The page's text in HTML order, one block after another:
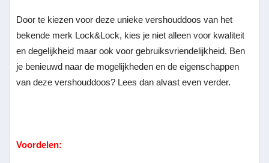
Door te kiezen voor deze unieke vershouddoos van het
bekende merk Lock&Lock, kies je niet alleen voor kwaliteit
en degelijkheid maar ook voor gebruiksvriendelijkheid. Ben
je benieuwd naar de mogelijkheden en de eigenschappen
van deze vershouddoos? Lees dan alvast even verder.
Voordelen: